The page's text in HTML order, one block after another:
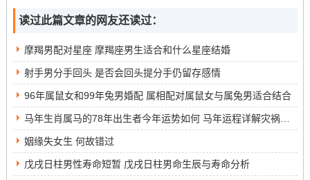
据主动地位。
狮子座的魅力
狮子座以其天然的领导魅力和强大的自信心吸引他人。他
们的热情和活力能够点燃天蝎座的亲密而热情，同时也让
天蝎座感到一种强烈的吸引力。狮子座的直率与坦诚使得
他们在与天蝎座的交往中，能够建立起一种信任感。
狮子座的自信有时也可能让天蝎座感到威胁。天蝎座可能
会因为狮子座的强势而产生嫉妒和不安，但这也激发了他
读过此篇文章的网友还读过：
摩羯男配对星座 摩羯座男生适合和什么星座结婚
射手男分手回头 是否会回头提分手仍留存感情
96年属鼠女和99年兔男婚配 属相配对属鼠女与属兔男适合结合
马年生肖属马的78年出生者今年运势如何 马年运程详解灾祸全无
姻缘失女生 何故错过
戊戌日柱男性寿命短暂 戊戌日柱男命生辰与寿命分析